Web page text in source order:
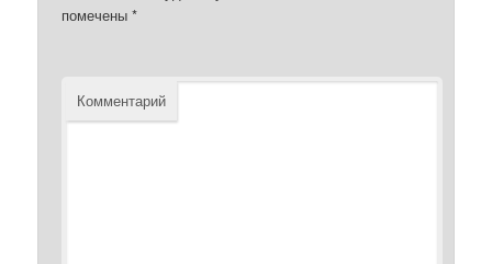
помечены*
Комментарий